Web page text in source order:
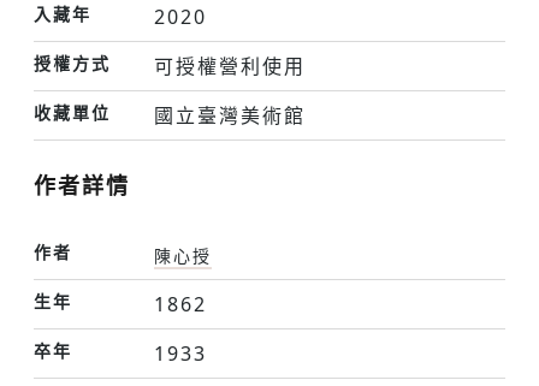
入藏年 2020
授權方式 可授權營利使用
收藏單位 國立臺灣美術館
作者詳情
作者
陳心授
生年
1862
卒年 1933